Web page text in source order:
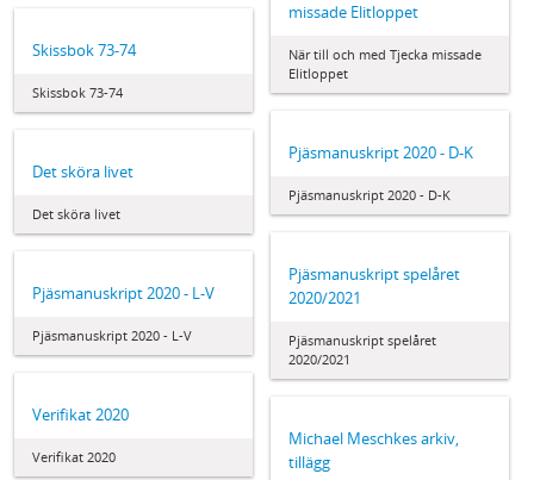
missade Elitloppet
När till och med Tjecka missade
Elitloppet
Skissbok 73-74
Skissbok 73-74
Pjäsmanuskript 2020 - D-K
Pjäsmanuskript 2020 - D-K
Det sköra livet
Det sköra livet
Pjäsmanuskript spelåret
2020/2021
Pjäsmanuskript spelåret
2020/2021
Pjäsmanuskript 2020 - L-V
Pjäsmanuskript 2020 - L-V
Verifikat 2020
Verifikat 2020
Michael Meschkes arkiv,
tillägg